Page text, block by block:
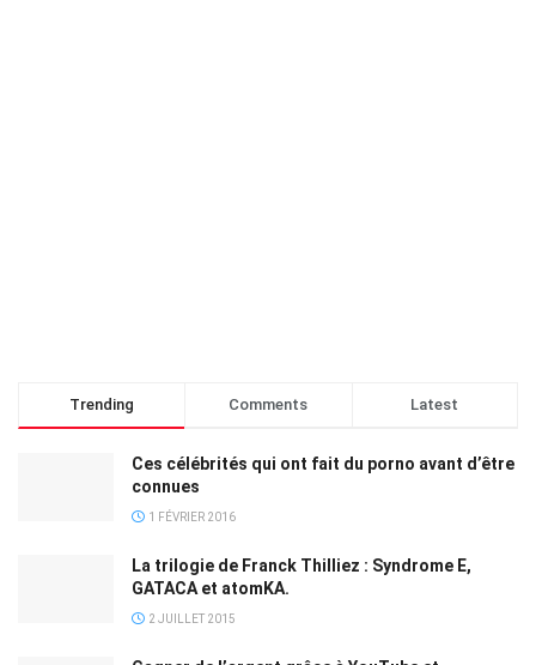
Trending Comments Latest
Ces célébrités qui ont fait du porno avant d’être
connues
1 FÉVRIER 2016
La trilogie de Franck Thilliez : Syndrome E,
GATACA et atomKA.
2 JUILLET 2015